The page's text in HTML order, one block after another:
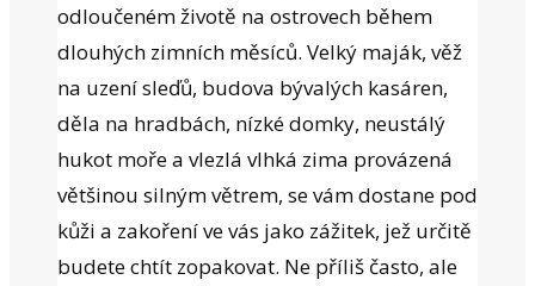
odloučeném životě na ostrovech během
dlouhých zimních měsíců. Velký maják, věž
na uzení sleďů, budova bývalých kasáren,
děla na hradbách, nízké domky, neustálý
hukot moře a vlezlá vlhká zima provázená
většinou silným větrem, se vám dostane pod
kůži a zakoření ve vás jako zážitek, jež určitě
budete chtít zopakovat. Ne příliš často, ale